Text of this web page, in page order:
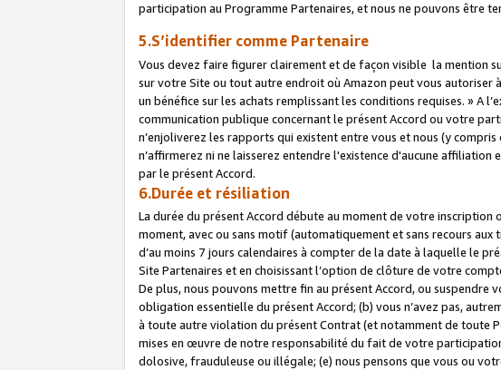
participation au Programme Partenaires, et nous ne pouvons être
5.S’identifier comme Partenaire
Vous devez faire figurer clairement et de façon visible la mention
sur votre Site ou tout autre endroit où Amazon peut vous autoriser
un bénéfice sur les achats remplissant les conditions requises. » A
communication publique concernant le présent Accord ou votre
n’enjoliverez les rapports qui existent entre vous et nous (y
n’affirmerez ni ne laisserez entendre l'existence d'aucune
par le présent Accord.
6.Durée et résiliation
La durée du présent Accord débute au moment de votre
moment, avec ou sans motif (automatiquement et sans recours
d’au moins 7 jours calendaires à compter de la date à laquelle le
Site Partenaires et en choisissant l’option de clôture de votre
De plus, nous pouvons mettre fin au présent Accord, ou suspendre
obligation essentielle du présent Accord; (b) vous n’avez pas,
à toute autre violation du présent Contrat (et notamment de toute
mises en œuvre de notre responsabilité du fait de votre
dolosive, frauduleuse ou illégale; (e) nous pensons que vous ou